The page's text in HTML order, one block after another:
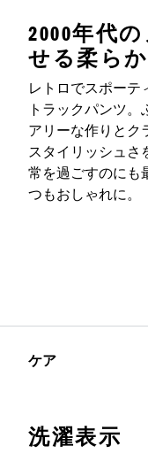
2000年代
せる柔ら
レトロでスポーテ
トラックパンツ
アリーな作りとク
スタイリッシュさ
常を過ごすのにも
つもおしゃれに。
ケア
洗濯表示